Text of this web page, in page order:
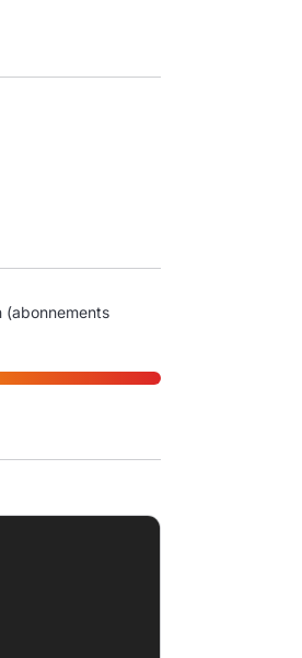
(abonnements
de serre (EGES)